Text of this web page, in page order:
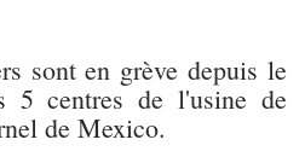
sont en grève depuis le
5 centres de l'usine de
de Mexico.